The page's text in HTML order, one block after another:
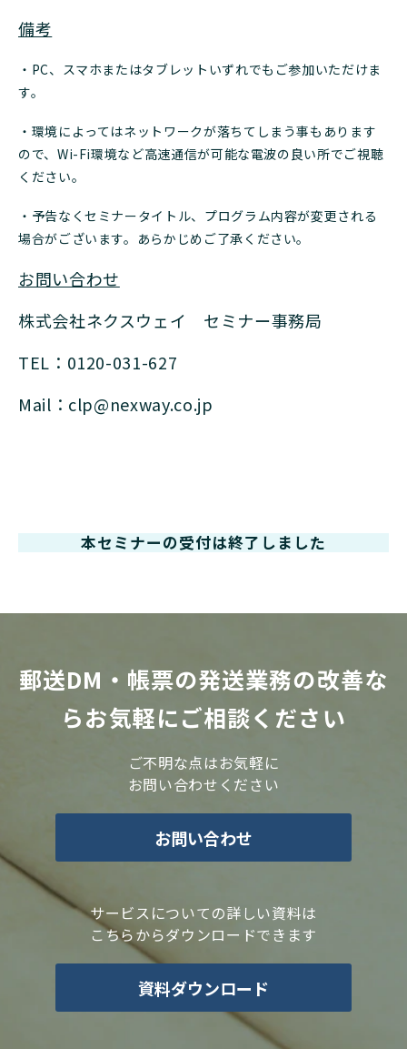
備考
・PC、スマホまたはタブレットいずれでもご参加いただけま
す。
・環境によってはネットワークが落ちてしまう事もあります
ので、Wi-Fi環境など高速通信が可能な電波の良い所でご視聴
ください。
・予告なくセミナータイトル、プログラム内容が変更される
場合がございます。あらかじめご了承ください。
お問い合わせ
株式会社ネクスウェイ セミナー事務局
TEL：0120-031-627
Mail：clp@nexway.co.jp
本セミナーの受付は終了しました
郵送DM・帳票の発送業務の改善な
らお気軽にご相談ください
ご不明な点はお気軽に
お問い合わせください
お問い合わせ
サービスについての詳しい資料は
こちらからダウンロードできます
資料ダウンロード